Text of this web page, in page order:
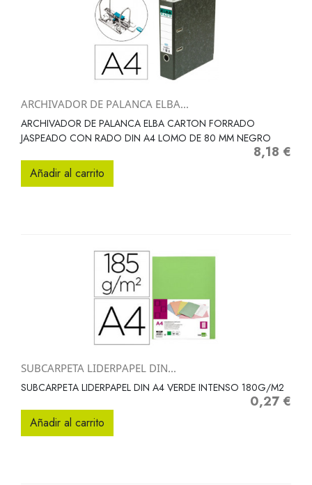
ARCHIVADOR DE PALANCA ELBA...
ARCHIVADOR DE PALANCA ELBA CARTON FORRADO
JASPEADO CON RADO DIN A4 LOMO DE 80 MM NEGRO
Precio
8,18 €
Añadir al carrito
SUBCARPETA LIDERPAPEL DIN...
SUBCARPETA LIDERPAPEL DIN A4 VERDE INTENSO 180G/M2
Precio
0,27 €
Añadir al carrito